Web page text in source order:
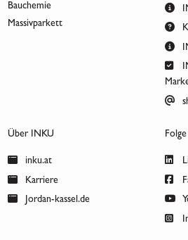
Bauchemie
Massivparkett
Über INKU
inku.at
Karriere
Jordan-kassel.de